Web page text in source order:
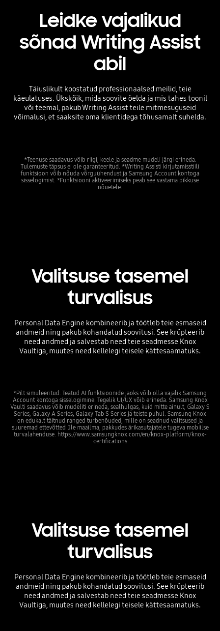
Leidke vajalikud
sõnad Writing Assist
abil
Täiuslikult koostatud professionaalsed meilid, teie
käeulatuses. Ükskõik, mida soovite öelda ja mis tahes toonil
või teemal, pakub Writing Assist teile mitmesuguseid
võimalusi, et saaksite oma klientidega tõhusamalt suhelda.
*Teenuse saadavus võib riigi, keele ja seadme mudeli järgi erineda.
Tulemuste täpsus ei ole garanteeritud. *Writing Assisti kirjutamisstiili
funktsioon võib nõuda võrguühendust ja Samsung Account kontoga
sisselogimist. *Funktsiooni aktiveerimiseks peab see vastama pikkuse
nõuetele.
Valitsuse tasemel
turvalisus
Personal Data Engine kombineerib ja töötleb teie esmaseid
andmeid ning pakub kohandatud soovitusi. See krüpteerib
need andmed ja salvestab need teie seadmesse Knox
Vaultiga, muutes need kellelegi teisele kättesaamatuks.
*Pilt simuleeritud. Teatud AI funktsioonide jaoks võib olla vajalik Samsung
Account kontoga sisselogimine. Tegelik UI/UX võib erineda. Samsung Knox
Vaulti saadavus võib mudeliti erineda, sealhulgas, kuid mitte ainult, Galaxy S
Series, Galaxy A Series, Galaxy Tab S Series ja teiste puhul. Samsung Knox
on edukalt täitnud ranged turbenõuded, mille on seadnud valitsused ja
suuremad ettevõtted üle maailma, pakkudes ärikasutajatele tugeva mobiilse
turvalahenduse. https://www.samsungknox.com/en/knox-platform/knox-
certifications
Valitsuse tasemel
turvalisus
Personal Data Engine kombineerib ja töötleb teie esmaseid
andmeid ning pakub kohandatud soovitusi. See krüpteerib
need andmed ja salvestab need teie seadmesse Knox
Vaultiga, muutes need kellelegi teisele kättesaamatuks.